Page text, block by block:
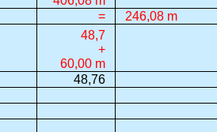
=
246,08 m
48,7
+
60,00 m
48,76